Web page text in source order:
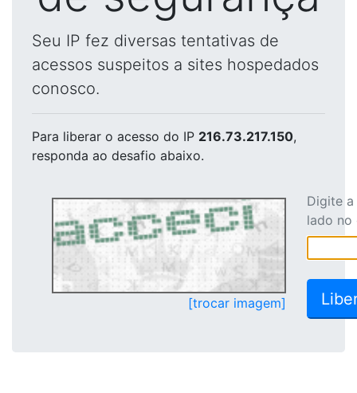
Seu IP fez diversas tentativas de
acessos suspeitos a sites hospedados
conosco.
Para liberar o acesso do IP 216.73.217.150,
responda ao desafio abaixo.
[trocar imagem]
Digite
lado no